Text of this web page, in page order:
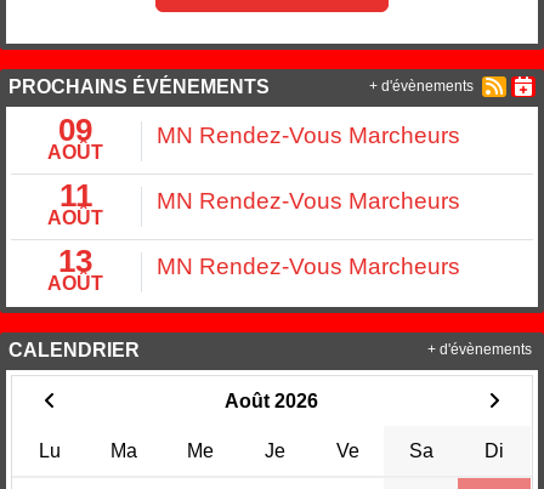
PROCHAINS ÉVÉNEMENTS
09
AOÛT
MN Rendez-Vous Marcheurs
11
AOÛT
MN Rendez-Vous Marcheurs
13
AOÛT
MN Rendez-Vous Marcheurs
+ d'évènements
CALENDRIER
Août 2026
Lu Ma Me Je Ve Sa Di
+ d'évènements